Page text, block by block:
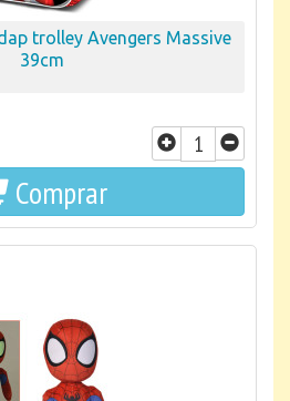
trolley Avengers Massive
39cm
Comprar